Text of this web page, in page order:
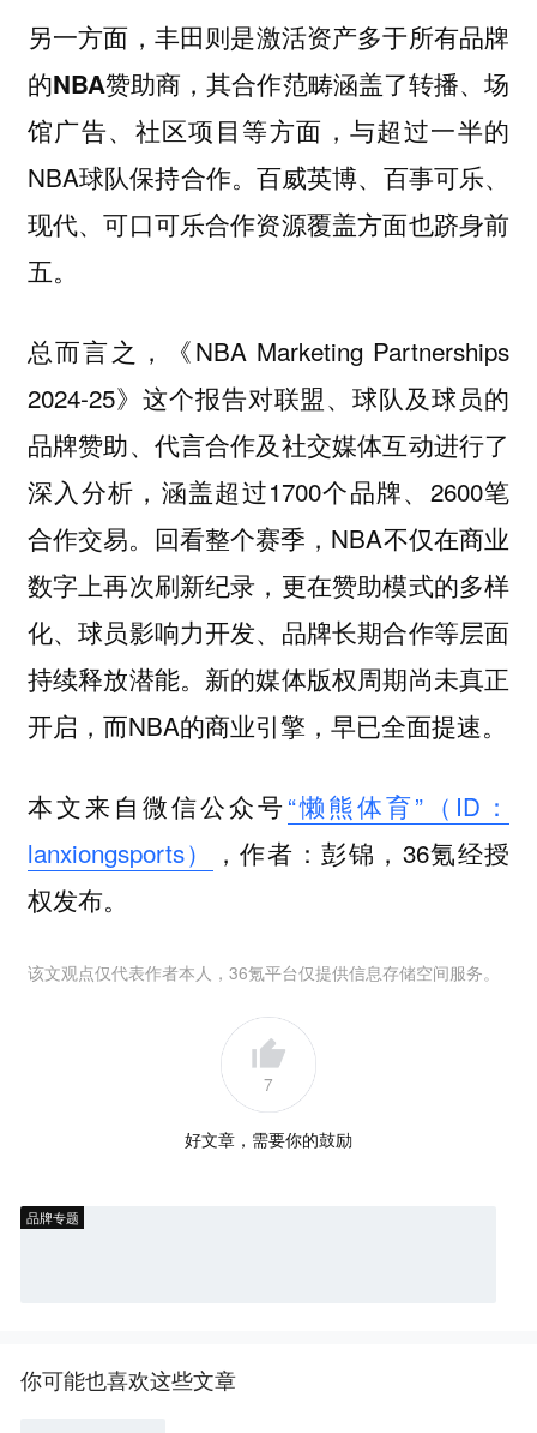
另一方面， 丰田则是激活资产多于所有品牌
的NBA赞助商 ，其合作范畴涵盖了转播、场
馆广告、社区项目等方面，与超过一半的
NBA球队保持合作。百威英博、百事可乐、
现代、可口可乐合作资源覆盖方面也跻身前
五。
总而言之，《NBA Marketing Partnerships
2024-25》这个报告对联盟、球队及球员的
品牌赞助、代言合作及社交媒体互动进行了
深入分析，涵盖超过1700个品牌、2600笔
合作交易。回看整个赛季，NBA不仅在商业
数字上再次刷新纪录，更在赞助模式的多样
化、球员影响力开发、品牌长期合作等层面
持续释放潜能。新的媒体版权周期尚未真正
开启，而NBA的商业引擎，早已全面提速。
本文来自微信公众号“懒熊体育”（ID：
lanxiongsports）
，作者：彭锦，36氪经授
权发布。
该文观点仅代表作者本人，36氪平台仅提供信息存储空间服务。
7
好文章，需要你的鼓励
品牌专题
你可能也喜欢这些文章